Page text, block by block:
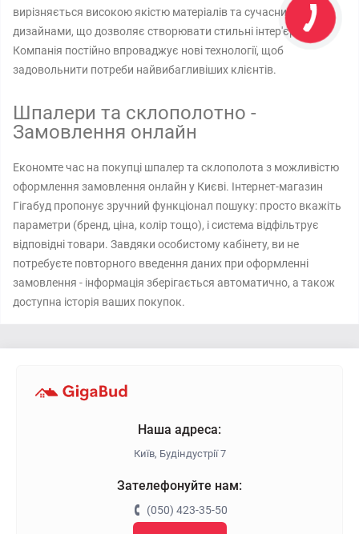
вирізняється високою якістю матеріалів та сучасними
дизайнами, що дозволяє створювати стильні інтер'єри.
Компанія постійно впроваджує нові технології, щоб
задовольнити потреби найвибагливіших клієнтів.
Шпалери та склополотно -
Замовлення онлайн
Економте час на покупці шпалер та склополота з можливістю
оформлення замовлення онлайн у Києві. Інтернет-магазин
Гігабуд пропонує зручний функціонал пошуку: просто вкажіть
параметри (бренд, ціна, колір тощо), і система відфільтрує
відповідні товари. Завдяки особистому кабінету, ви не
потребуєте повторного введення даних при оформленні
замовлення - інформація зберігається автоматично, а також
доступна історія ваших покупок.
Наша адреса:
Київ, Будіндустрії 7
Зателефонуйте нам:
(050) 423-35-50